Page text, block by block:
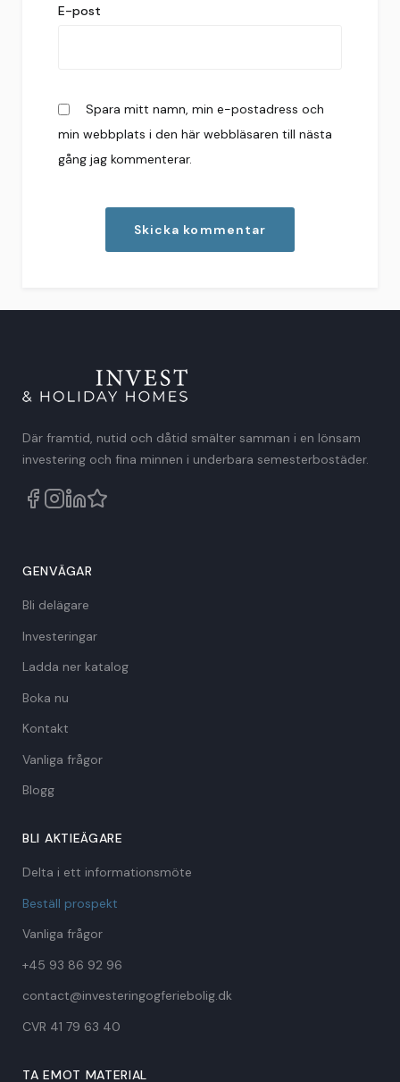
E-post
Spara mitt namn, min e-postadress och
min webbplats i den här webbläsaren till nästa
gång jag kommenterar.
Där framtid, nutid och dåtid smälter samman i en lönsam
investering och fina minnen i underbara semesterbostäder.
GENVÄGAR
Bli delägare
Investeringar
Ladda ner katalog
Boka nu
Kontakt
Vanliga frågor
Blogg
BLI AKTIEÄGARE
Delta i ett informationsmöte
Beställ prospekt
Vanliga frågor
+45 93 86 92 96
contact@investeringogferiebolig.dk
CVR 41 79 63 40​
TA EMOT MATERIAL